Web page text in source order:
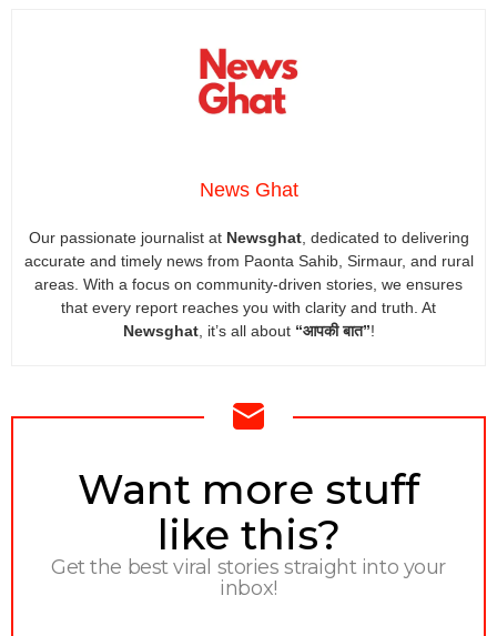
News Ghat
Our passionate journalist at Newsghat, dedicated to delivering
accurate and timely news from Paonta Sahib, Sirmaur, and rural
areas. With a focus on community-driven stories, we ensures
that every report reaches you with clarity and truth. At
Newsghat, it’s all about “आपकी बात”!
NEWSLETTER
Want more stuff
like this?
Get the best viral stories straight into your
inbox!